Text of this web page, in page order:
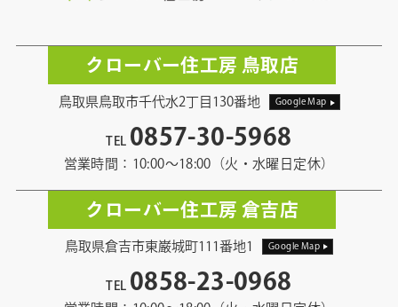
クローバー住工房 鳥取店
鳥取県鳥取市千代水2丁目130番地 Google Map
TEL 0857-30-5968
営業時間：10:00〜18:00（火・水曜日定休）
クローバー住工房 倉吉店
鳥取県倉吉市東巌城町111番地1 Google Map
TEL 0858-23-0968